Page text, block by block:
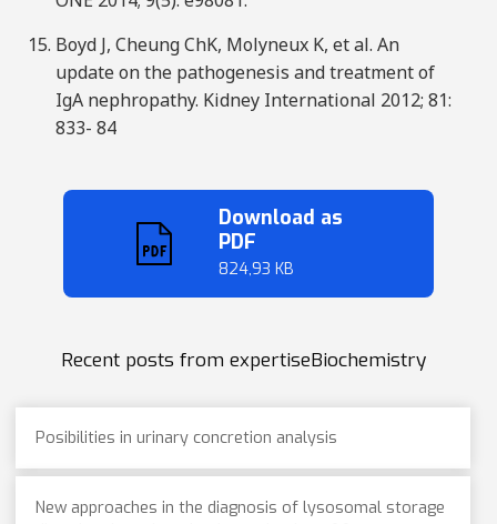
Boyd J, Cheung ChK, Molyneux K, et al. An
update on the pathogenesis and treatment of
IgA nephropathy. Kidney International 2012; 81:
833- 84
Download as
PDF
824,93 KB
Recent posts from expertiseBiochemistry
Posibilities in urinary concretion analysis
New approaches in the diagnosis of lysosomal storage